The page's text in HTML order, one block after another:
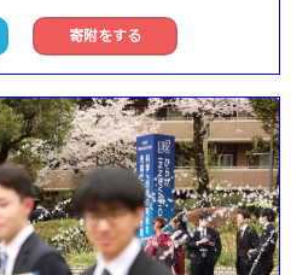
寄附をする